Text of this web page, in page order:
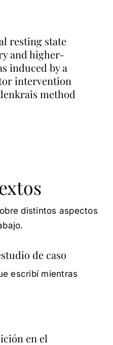
resting state
and higher-
induced by a
intervention
method
distintos aspectos
de caso
escribí mientras
en el